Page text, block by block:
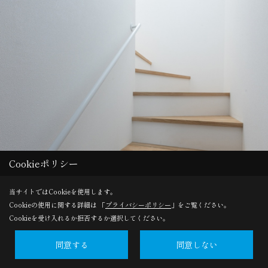
Cookieポリシー
当サイトではCookieを使用します。
Cookieの使用に関する詳細は 「プライバシーポリシー 」をご覧ください。
Cookieを受け入れるか拒否するか選択してください。
同意する 同意しない